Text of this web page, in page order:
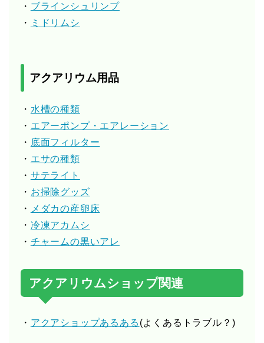
・ ブラインシュリンプ
・
ミドリムシ
アクアリウム用品
・ 水槽の種類
・ エアーポンプ・エアレーション
・ 底面フィルター
・ エサの種類
・ サテライト
・ お掃除グッズ
・
メダカの産卵床
・ 冷凍アカムシ
・ チャームの黒いアレ
アクアリウムショップ関連
・ アクアショップあるある (よくあるトラブル？)